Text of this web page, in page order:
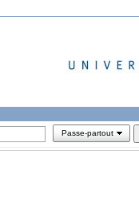
Passe-partout